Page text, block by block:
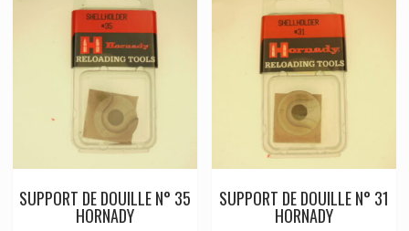
SUPPORT DE DOUILLE N° 35
HORNADY
SUPPORT DE DOUILLE N° 31
HORNADY